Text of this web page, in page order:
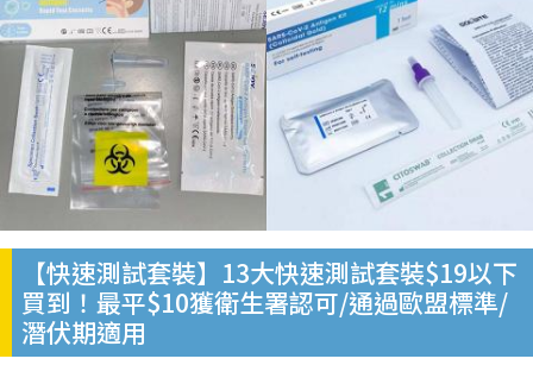
【快速測試套裝】13大快速測試套裝$19以下
買到！最平$10獲衛生署認可/通過歐盟標準/
潛伏期適用